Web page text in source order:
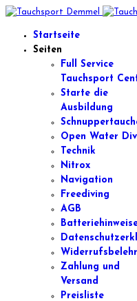
Startseite
Seiten
Full Service
Tauchsport
Starte die
Ausbildung
Open Water
Technik
Nitrox
Navigation
Freediving
AGB
Zahlung und
Versand
Preisliste